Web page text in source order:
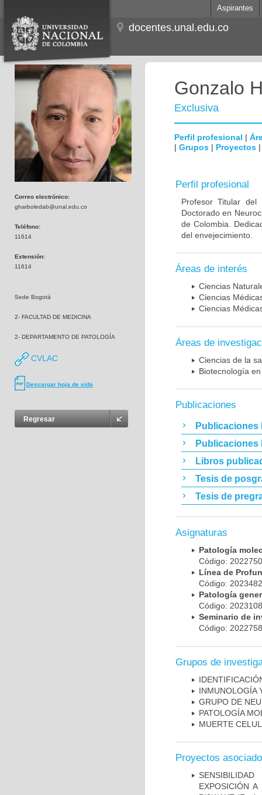
Aspirantes
docentes.unal.edu.co
Correo electrónico:
gharboledab@unal.edu.co
Teléfono:
11614
Extensión:
11614
Sede Bogotá
2- FACULTAD DE MEDICINA
2- DEPARTAMENTO DE PATOLOGÍA
CVLAC
Descargar hoja de vida
Regresar
Gonzalo
Exclusiva
Perfil profesional |
| Grupos | Proyectos
Perfil profesional
Profesor Titular
Doctorado en
de Colombia.
del envejecimiento.
Áreas de interés
Ciencias
Ciencias
Ciencias
Áreas de
Ciencias de la
Biotecnología
Publicaciones
Publicaciones
Publicaciones
Libros
Tesis de
Tesis de
Asignaturas
Patología
Código:
Línea de
Código:
Patología
Código:
Seminario de
Código:
Grupos de
INMUNOLOGÍA
GRUPO DE
PATOLOGÍA
MUERTE
Proyectos
EXPOSICIÓN